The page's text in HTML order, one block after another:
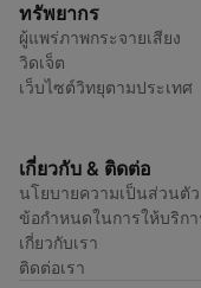
ทรัพยากร
ผู้แพร่ภาพกระจายเสียง
วิดเจ็ต
เว็บไซต์วิทยุตามประเทศ
เกี่ยวกับ & ติดต่อ
นโยบายความเป็นส่วนตัว
ข้อกำหนดในการให้บริกา
เกี่ยวกับเรา
ติดต่อเรา